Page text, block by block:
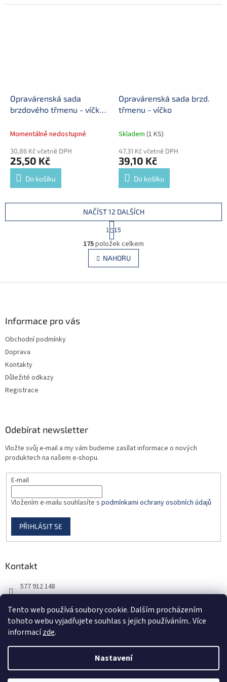
Tento web používá soubory cookie. Dalším procházením
tohoto webu vyjadřujete souhlas s jejich používáním.. Více
informacízde.
Nastavení
Opravárenská sada
brzdového třmenu - víčko
Momentálně nedostupné
30,86 Kč včetně DPH
25,50 Kč
Do košíku
Opravárenská sada brzd.
třmenu - víčko
Skladem (1 KS)
47,31 Kč včetně DPH
39,10 Kč
Do košíku
O
v
l
á
NAČÍST 12 DALŠÍCH
t
r
á
n
k
v
1 15
175položek celkem
NAHORU
Informace pro vás
Obchodní podmínky
Doprava
Kontakty
Důležité odkazy
Registrace
Odebírat newsletter
Vložte svůj e-mail a my vám budeme zasílat informace o nových
produktech na našem e-shopu.
E-mail
Vložením e-mailu souhlasíte s podmínkami ochrany osobních údajů
PŘIHLÁSIT SE
Kontakt
577 912 148
Vytvořil Shoptet